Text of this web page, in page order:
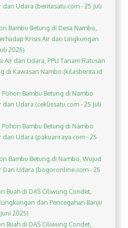
dan Udara (beritasatu.com - 25 Juli
Bambu Betung di Desa Nambo,
Krisis Air dan Lingkungan
2025)
Air dan Udara, PPLI Tanam Ratusan
di Kawasan Nambo (kilasberita.id
Pohon Bambu Betung di Nambo
dan Udara (ceklissatu.com - 25 Juli
Pohon Bambu Betung di Nambo
dan Udara (pakuanraya.com - 25
Bambu Betung di Nambo, Wujud
Dan Udara (bogoronline.com - 25
Buah di DAS Ciliwung Condet,
dan Pencegahan Banjir
2025)
Buah di DAS Ciliwung Condet,